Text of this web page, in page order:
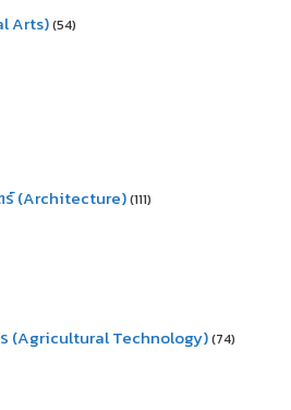
Arts)(54)
(Architecture)(111)
(Agricultural Technology)(74)